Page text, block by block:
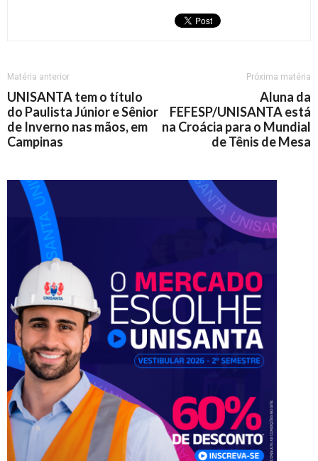
Matéria anterior
UNISANTA tem o título
do Paulista Júnior e Sênior
de Inverno nas mãos, em
Campinas
Próxima matéria
Aluna da
FEFESP/UNISANTA está
na Croácia para o Mundial
de Tênis de Mesa